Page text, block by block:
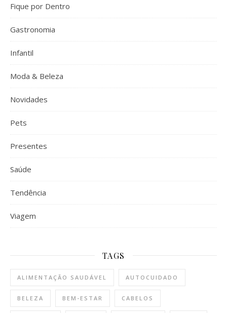
Fique por Dentro
Gastronomia
Infantil
Moda & Beleza
Novidades
Pets
Presentes
Saúde
Tendência
Viagem
TAGS
ALIMENTAÇÃO SAUDÁVEL AUTOCUIDADO
BELEZA BEM-ESTAR CABELOS